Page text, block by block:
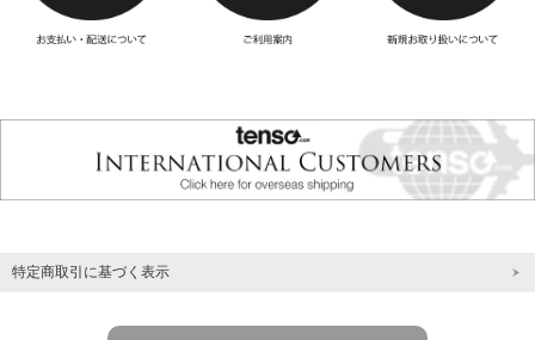
特定商取引に基づく表示